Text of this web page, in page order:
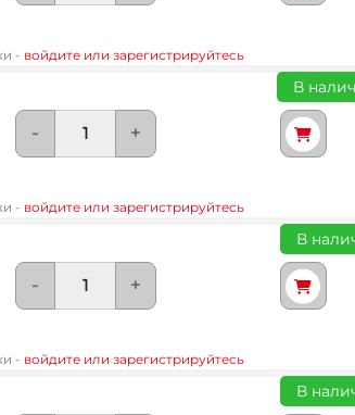
- войдите или зарегистрируйтесь
В
- +
- войдите или зарегистрируйтесь
В
- +
- войдите или зарегистрируйтесь
В